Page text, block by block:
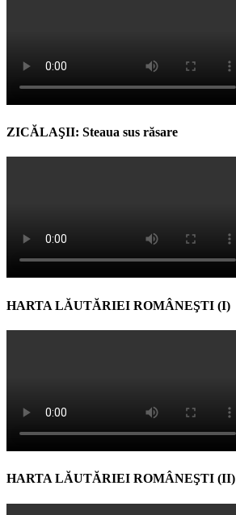
ZICĂLAŞII: Steaua sus răsare
HARTA LĂUTĂRIEI ROMÂNEŞTI (I)
HARTA LĂUTĂRIEI ROMÂNEŞTI (II)